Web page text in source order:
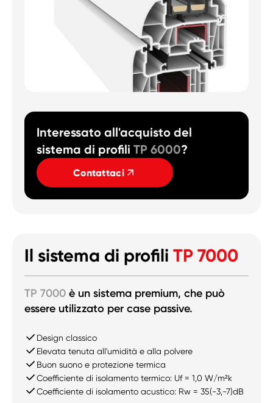
Interessato all'acquisto del
sistema di profili TP 6000?
Contattaci
Il sistema di profili TP 7000
TP 7000 è un sistema premium, che può
essere utilizzato per case passive.
Design classico
Elevata tenuta all'umidità e alla polvere
Buon suono e protezione termica
Coefficiente di isolamento termico: Uf = 1,0 W/m²k
Coefficiente di isolamento acustico: Rw = 35(-3,-7)dB